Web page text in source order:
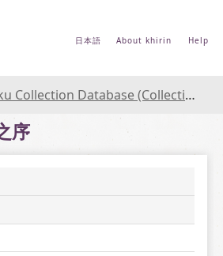
日本語 About khirin Help
Database (Collections Database of the National Museum of Japanese History)
序